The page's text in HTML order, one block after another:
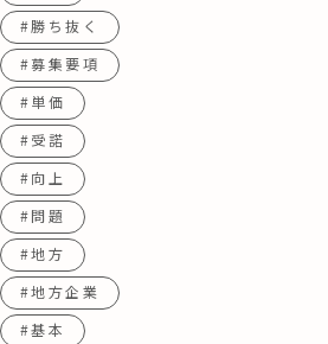
#勝ち抜く
#募集要項
#単価
#受諾
#向上
#問題
#地方
#地方企業
#基本